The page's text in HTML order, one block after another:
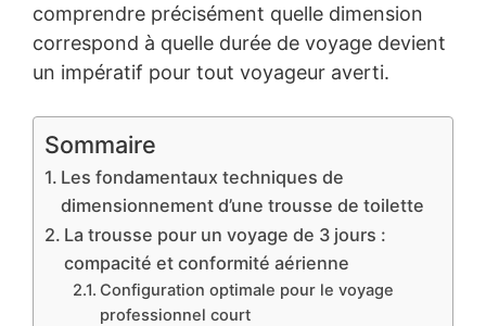
comprendre précisément quelle dimension
correspond à quelle durée de voyage devient
un impératif pour tout voyageur averti.
Sommaire
Les fondamentaux techniques de
dimensionnement d’une trousse de toilette
La trousse pour un voyage de 3 jours :
compacité et conformité aérienne
Configuration optimale pour le voyage
professionnel court